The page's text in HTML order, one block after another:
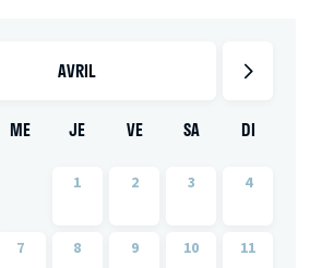
AVRIL
ME JE VE SA DI
1 2 3 4
7 8 9 10 11